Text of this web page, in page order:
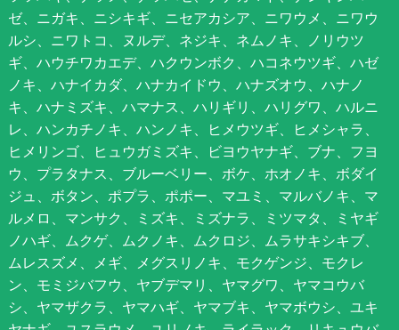
ゼ、ニガキ、ニシキギ、ニセアカシア、ニワウメ、ニワウ
ルシ、ニワトコ、ヌルデ、ネジキ、ネムノキ、ノリウツ
ギ、ハウチワカエデ、ハクウンボク、ハコネウツギ、ハゼ
ノキ、ハナイカダ、ハナカイドウ、ハナズオウ、ハナノ
キ、ハナミズキ、ハマナス、ハリギリ、ハリグワ、ハルニ
レ、ハンカチノキ、ハンノキ、ヒメウツギ、ヒメシャラ、
ヒメリンゴ、ヒュウガミズキ、ビヨウヤナギ、ブナ、フヨ
ウ、プラタナス、ブルーベリー、ボケ、ホオノキ、ボダイ
ジュ、ボタン、ポプラ、ポポー、マユミ、マルバノキ、マ
ルメロ、マンサク、ミズキ、ミズナラ、ミツマタ、ミヤギ
ノハギ、ムクゲ、ムクノキ、ムクロジ、ムラサキシキブ、
ムレスズメ、メギ、メグスリノキ、モクゲンジ、モクレ
ン、モミジバフウ、ヤブデマリ、ヤマグワ、ヤマコウバ
シ、ヤマザクラ、ヤマハギ、ヤマブキ、ヤマボウシ、ユキ